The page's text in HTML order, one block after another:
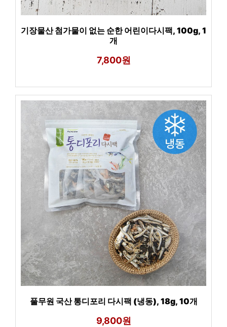
기장물산 첨가물이 없는 순한 어린이다시팩, 100g, 1
개
7,800원
풀무원 국산 통디포리 다시팩 (냉동), 18g, 10개
9,800원